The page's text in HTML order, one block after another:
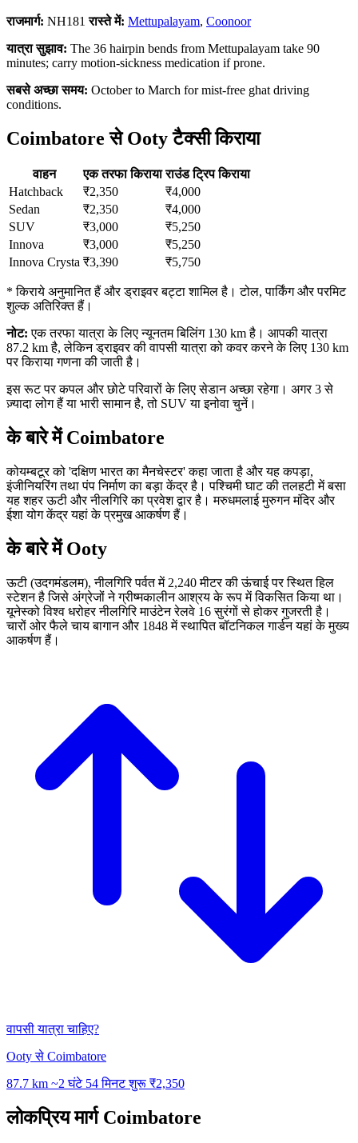
राजमार्ग: NH181 रास्ते में: Mettupalayam, Coonoor
यात्रा सुझाव: The 36 hairpin bends from Mettupalayam take 90
minutes; carry motion-sickness medication if prone.
सबसे अच्छा समय: October to March for mist-free ghat driving
conditions.
Coimbatore से Ooty टैक्सी किराया
वाहन एक तरफा किराया राउंड ट्रिप किराया
Hatchback
₹2,350
₹4,000
Sedan
₹2,350
₹4,000
SUV
₹3,000
₹5,250
Innova
₹3,000
₹5,250
Innova Crysta ₹3,390 ₹5,750
* किराये अनुमानित हैं और ड्राइवर बट्टा शामिल है। टोल, पार्किंग और परमिट
शुल्क अतिरिक्त हैं।
नोट: एक तरफा यात्रा के लिए न्यूनतम बिलिंग 130 km है। आपकी यात्रा
87.2 km है, लेकिन ड्राइवर की वापसी यात्रा को कवर करने के लिए 130 km
पर किराया गणना की जाती है।
इस रूट पर कपल और छोटे परिवारों के लिए सेडान अच्छा रहेगा। अगर 3 से
ज़्यादा लोग हैं या भारी सामान है, तो SUV या इनोवा चुनें।
के बारे में Coimbatore
कोयम्बटूर को 'दक्षिण भारत का मैनचेस्टर' कहा जाता है और यह कपड़ा,
इंजीनियरिंग तथा पंप निर्माण का बड़ा केंद्र है। पश्चिमी घाट की तलहटी में बसा
यह शहर ऊटी और नीलगिरि का प्रवेश द्वार है। मरुधमलाई मुरुगन मंदिर और
ईशा योग केंद्र यहां के प्रमुख आकर्षण हैं।
के बारे में Ooty
ऊटी (उदगमंडलम), नीलगिरि पर्वत में 2,240 मीटर की ऊंचाई पर स्थित हिल
स्टेशन है जिसे अंग्रेजों ने ग्रीष्मकालीन आश्रय के रूप में विकसित किया था।
यूनेस्को विश्व धरोहर नीलगिरि माउंटेन रेलवे 16 सुरंगों से होकर गुजरती है।
चारों ओर फैले चाय बागान और 1848 में स्थापित बॉटनिकल गार्डन यहां के मुख्य
आकर्षण हैं।
वापसी यात्रा चाहिए?
Ooty से Coimbatore
87.7 km ~2 घंटे 54 मिनट शुरू ₹2,350
लोकप्रिय मार्ग Coimbatore